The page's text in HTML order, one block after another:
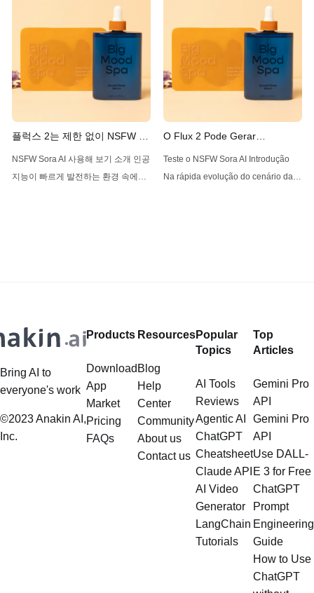
Image AI로, 다재다능함과 사용의 용
이성으로 돋보이는 도구입니다. 이 기
사에서는 제한 없이 Z-Image AI를 사
용하는 방법을 살펴보고
FluxNSFW.AI, NSFWSora.AI 및
ONlyporn.AI와 같은 보완 서비스를
alta qualidade e diversidade. Entre
as soluções líderes disponíveis está
Z-Image AI, uma ferramenta que se
destaca por sua versatilidade e
플럭스 2는 제한 없이 NSFW 콘
텐츠를 생성할 수 있나?
NSFW Sora AI 사용해 보기 소개 인공
지능이 빠르게 발전하는 환경 속에서,
O Flux 2 Pode Gerar
Conteúdo NSFW Sem
Restrições?
Teste o NSFW Sora AI Introdução
Na rápida evolução do cenário da
Bring AI to
everyone's work
©2023 Anakin AI,
Inc.
Products
Download
App
Market
Pricing
FAQs
Resources
Blog
Help
Center
Community
About us
Contact us
Popular
Topics
AI Tools
Reviews
Agentic AI
ChatGPT
Cheatsheet
Claude API
AI Video
Generator
LangChain
Tutorials
Top
Articles
Gemini Pro
API
Gemini Pro
API
Use DALL-
E 3 for Free
ChatGPT
Prompt
Engineering
Guide
How to Use
ChatGPT